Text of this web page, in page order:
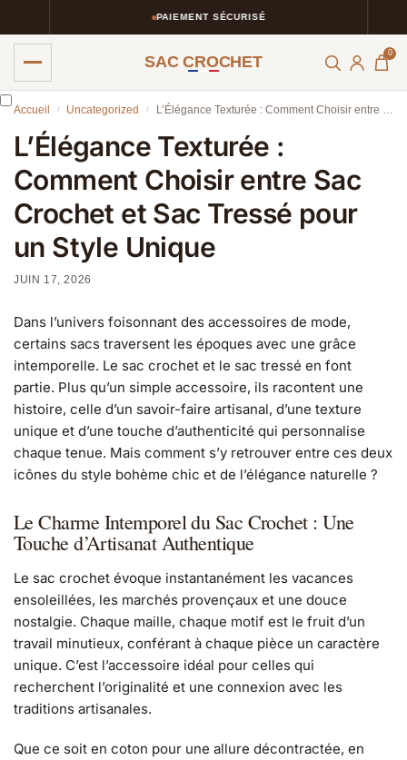
PAIEMENT SÉCURISÉ
SAC CROCHET 0
Accueil / Uncategorized / L’Élégance Texturée : Comment Choisir entre Sac Crochet et Sac Tressé pour un Style Unique
L’Élégance Texturée :
Comment Choisir entre Sac
Crochet et Sac Tressé pour
un Style Unique
JUIN 17, 2026
Dans l’univers foisonnant des accessoires de mode,
certains sacs traversent les époques avec une grâce
intemporelle. Le sac crochet et le sac tressé en font
partie. Plus qu’un simple accessoire, ils racontent une
histoire, celle d’un savoir-faire artisanal, d’une texture
unique et d’une touche d’authenticité qui personnalise
chaque tenue. Mais comment s’y retrouver entre ces deux
icônes du style bohème chic et de l’élégance naturelle ?
Le Charme Intemporel du Sac Crochet : Une
Touche d’Artisanat Authentique
Le sac crochet évoque instantanément les vacances
ensoleillées, les marchés provençaux et une douce
nostalgie. Chaque maille, chaque motif est le fruit d’un
travail minutieux, conférant à chaque pièce un caractère
unique. C’est l’accessoire idéal pour celles qui
recherchent l’originalité et une connexion avec les
traditions artisanales.
Que ce soit en coton pour une allure décontractée, en